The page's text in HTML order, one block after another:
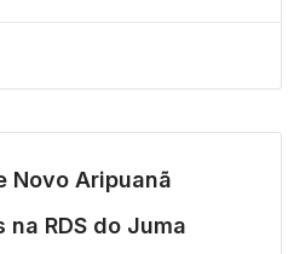
Novo Aripuanã
RDS do Juma